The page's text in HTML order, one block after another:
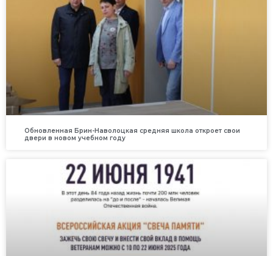
Обновленная Брин-Наволоцкая средняя школа откроет свои
двери в новом учебном году